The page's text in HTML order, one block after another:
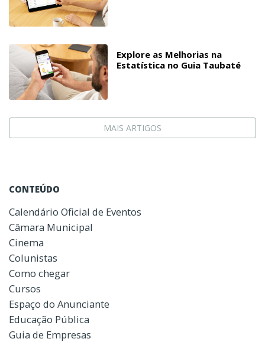
Explore as Melhorias na
Estatística no Guia Taubaté
MAIS ARTIGOS
CONTEÚDO
Calendário Oficial de Eventos
Câmara Municipal
Cinema
Colunistas
Como chegar
Cursos
Espaço do Anunciante
Educação Pública
Guia de Empresas